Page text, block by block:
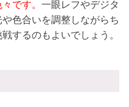
です。 一眼レフやデジタ
色合いを調整しながらち
するのもよいでしょう。